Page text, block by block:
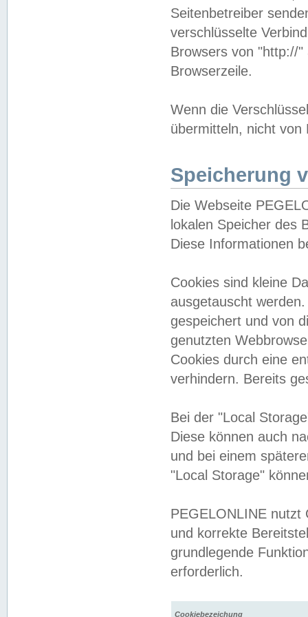
Seitenbetreiber
verschlüsselte
Browsers von "http://
Browserzeile.
Wenn die
übermitteln, nicht von
Speicherung
Die Webseite
lokalen Speicher des
Diese Informationen
Cookies sind kleine
ausgetauscht
gespeichert und von
genutzten
Cookies durch eine
verhindern. Bereits
Bei der "Local
Diese können auch
und bei einem
"Local Storage"
PEGELONLINE nutzt
und korrekte
grundlegende
erforderlich.
Cookiebezeichung